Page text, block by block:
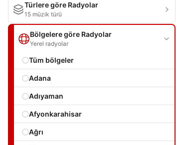
Türlere göre Radyolar
15 müzik türü
Bölgelere göre Radyolar
Yerel radyolar
Tüm bölgeler
Adana
Adıyaman
Afyonkarahisar
Ağrı